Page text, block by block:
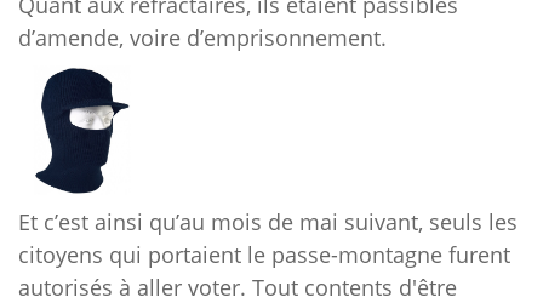
d’amende, voire d’emprisonnement.
Et c’est ainsi qu’au mois de mai suivant, seuls les
citoyens qui portaient le passe-montagne furent
autorisés à aller voter. Tout contents d'être